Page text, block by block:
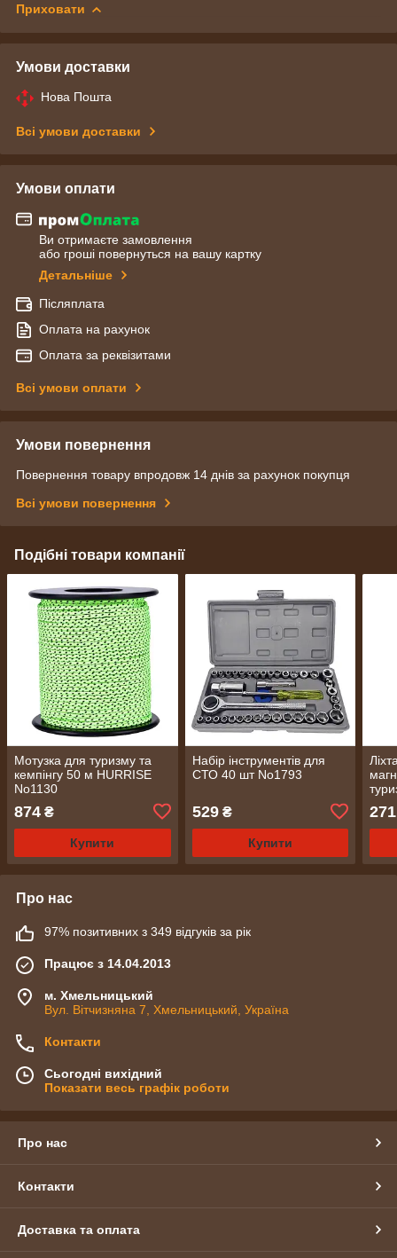
Приховати
Умови доставки
Нова Пошта
Всі умови доставки
Умови оплати
Ви отримаєте замовлення
або гроші повернуться на вашу картку
Детальніше
Післяплата
Оплата на рахунок
Оплата за реквізитами
Всі умови оплати
Умови повернення
Повернення товару впродовж 14 днів за рахунок покупця
Всі умови повернення
Подібні товари компанії
Мотузка для туризму та
кемпінгу 50 м HURRISE
No1130
874 ₴
Купити
Набір інструментів для
СТО 40 шт No1793
529₴
Купити
271
Про нас
97% позитивних з 349 відгуків за рік
Працює з 14.04.2013
м. Хмельницький
Вул. Вітчизняна 7, Хмельницький, Україна
Контакти
Сьогодні вихідний
Показати весь графік роботи
Про нас
Контакти
Доставка та оплата